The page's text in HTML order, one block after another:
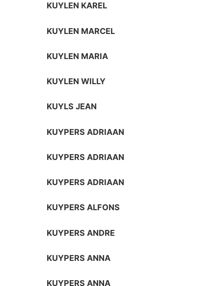
KUYLEN KAREL
KUYLEN MARCEL
KUYLEN MARIA
KUYLEN WILLY
KUYLS JEAN
KUYPERS ADRIAAN
KUYPERS ADRIAAN
KUYPERS ADRIAAN
KUYPERS ALFONS
KUYPERS ANDRE
KUYPERS ANNA
KUYPERS ANNA